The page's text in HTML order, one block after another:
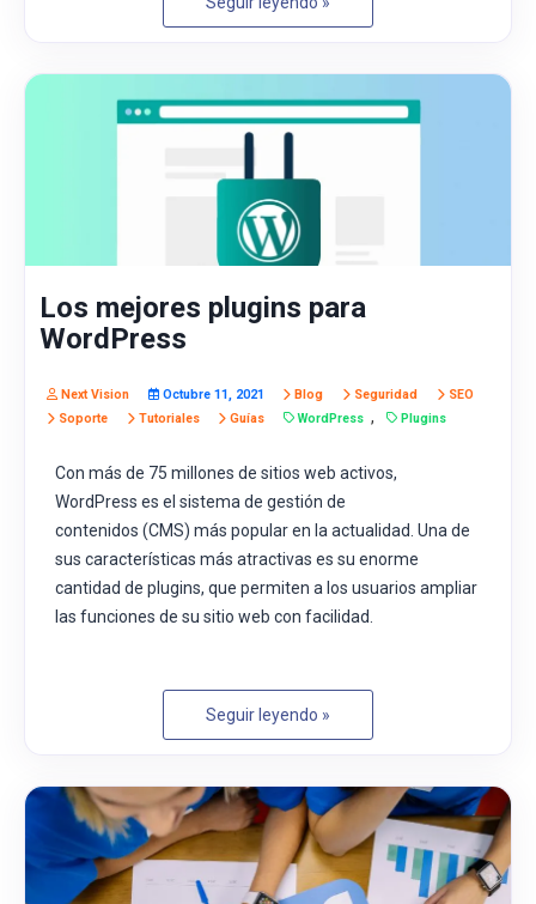
Los mejores plugins para
WordPress
Next Vision Octubre 11, 2021 Blog Seguridad
SEO
Soporte
Tutoriales Guías WordPress , Plugins
Con más de 75 millones de sitios web activos,
WordPress es el sistema de gestión de
contenidos (CMS) más popular en la actualidad. Una de
sus características más atractivas es su enorme
cantidad de plugins, que permiten a los usuarios ampliar
las funciones de su sitio web con facilidad.
Seguir leyendo »